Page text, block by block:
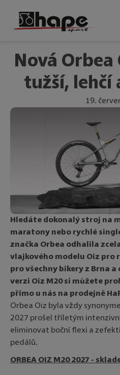
ORBEA
AKTUALITY
Nová Orbea
tužší, lehčí
19.
Hledáte dokonalý stroj na
maratony nebo rychlé
značka Orbea odhalila
vlajkového modelu Oiz pro
pro všechny bikery z Brna
verzi Oiz M20 si můžete
přímo u nás na prodejně
Orbea Oiz byla vždy
2027 prošel tříletým
eliminovat boční flexi a
pedálů.
ORBEA OIZ M20 2027 -